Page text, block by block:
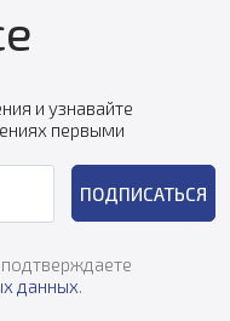
и узнавайте
первыми
ПОДПИСАТЬСЯ
данных.